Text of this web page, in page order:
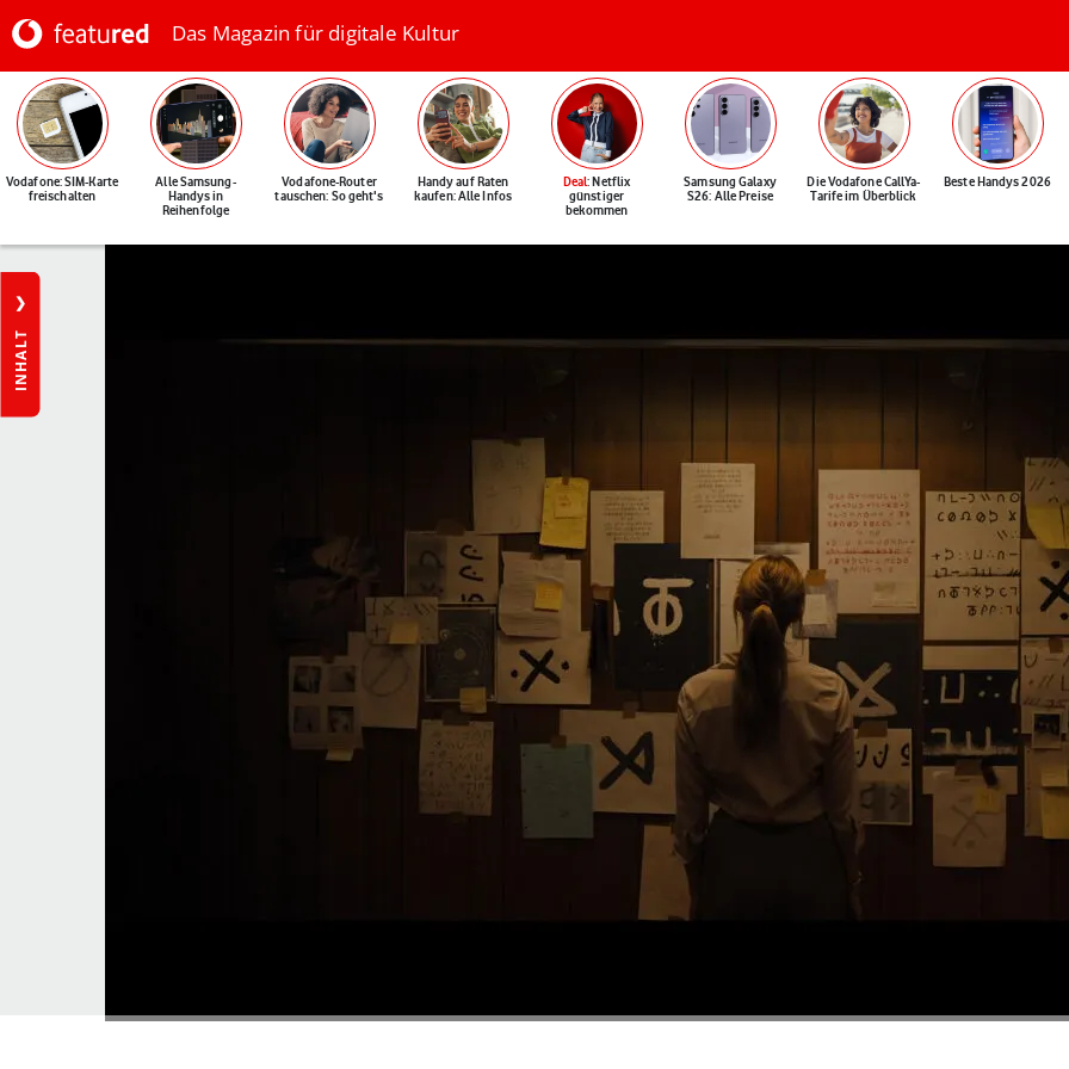
Das Magazin für digitale Kultur
Vodafone: SIM-Karte
freischalten
Alle Samsung-
Handys in
Reihenfolge
Vodafone-Router
tauschen: So geht's
Handy auf Raten
kaufen: Alle Infos
Deal: Netflix
günstiger
bekommen
Samsung Galaxy
S26: Alle Preise
Die Vodafone CallYa-
Tarife im Überblick
Beste Handys 2026
INHALT